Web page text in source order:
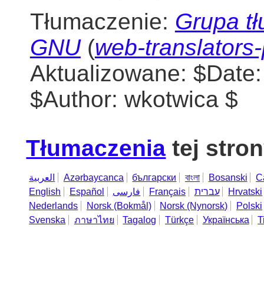
Tłumaczenie: Grupa
GNU(web-
Aktualizowane:
$Author: wkotwica $
Tłumaczenia tej
العربية Azərbaycanca български বাংলা Bosanski
English
Español فارسی Français עברית
Hrvatski
Nederlands
Norsk (Bokmål) Norsk (Nynorsk)
Polski
Svenska
ภาษาไทย Tagalog Türkçe Українська